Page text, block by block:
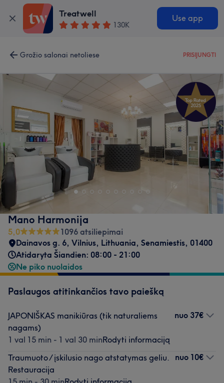
Treatwell
130K
Use app
Grožio salonai netoliese PRISIJUNGTI
Mano Harmonija
5,0
1096 atsiliepimai
Dainavos g. 6, Vilnius, Lithuania, Senamiestis, 01400
Atidaryta Šiandien: 08:00 - 21:00
Ne piko nuolaidos
Paslaugos atitinkančios tavo paiešką
JAPONIŠKAS manikiūras (tik naturaliems
nagams)
1 val 15 min - 1 val 30 minRodyti informaciją
nuo 37€
Traumuoto / įskilusio nago atstatymas geliu.
Restauracija
nuo 10€